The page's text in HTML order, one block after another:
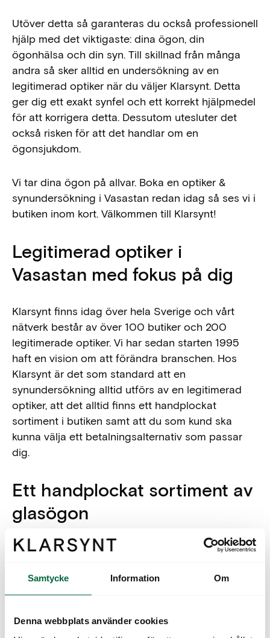
Samtycke Information Om
Denna webbplats använder cookies
Utöver detta så garanteras du också professionell
hjälp med det viktigaste: dina ögon, din
ögonhälsa och din syn. Till skillnad från många
andra så sker alltid en undersökning av en
legitimerad optiker när du väljer Klarsynt. Detta
ger dig ett exakt synfel och ett korrekt hjälpmedel
för att korrigera detta. Dessutom utesluter det
också risken för att det handlar om en
ögonsjukdom.
Vi tar dina ögon på allvar. Boka en optiker &
synundersökning i Vasastan redan idag så ses vi i
butiken inom kort. Välkommen till Klarsynt!
Legitimerad optiker i
Vasastan med fokus på dig
Klarsynt finns idag över hela Sverige och vårt
nätverk består av över 100 butiker och 200
legitimerade optiker. Vi har sedan starten 1995
haft en vision om att förändra branschen. Hos
Klarsynt är det som standard att en
synundersökning alltid utförs av en legitimerad
optiker, att det alltid finns ett handplockat
sortiment i butiken samt att du som kund ska
kunna välja ett betalningsalternativ som passar
dig.
Ett handplockat sortiment av
glasögon
Vilka glasögon passar din ansiktsform, din stil,
Oavsett svaren på dessa frågor så kommer du att
hitta en modell som passar i vår butik.
kan välja mellan klassiska, tidlösa modeller likväl